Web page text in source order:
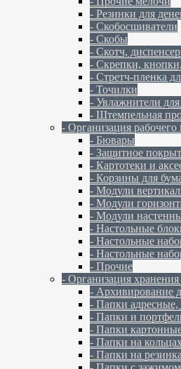
- Резинки для
- Скобосшиватели
- Скобы
- Скотч,
- Скрепки,
- Стретч-пленка
- Точилки
- Увлажнители для
- Штемпельная
- Организация рабочего
- Бювары
- Защитное
- Картотеки и
- Корзины для
- Модули
- Модули
- Модули
- Настольные
- Настольные
- Настольные
- Прочие
- Организация
- Архивирование
- Папки адресные,
- Папки и
- Папки
- Папки на
- Папки на